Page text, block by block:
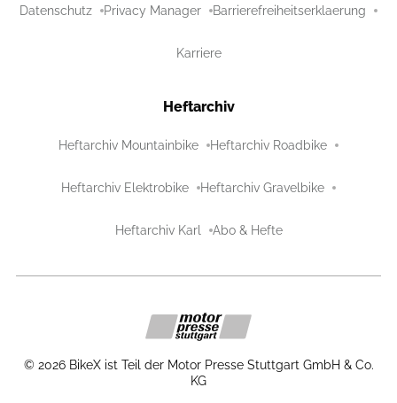
Datenschutz Privacy Manager Barrierefreiheitserklaerung
Karriere
Heftarchiv
Heftarchiv Mountainbike Heftarchiv Roadbike
Heftarchiv Elektrobike Heftarchiv Gravelbike
Heftarchiv Karl Abo & Hefte
© 2026 BikeX ist Teil der Motor Presse Stuttgart GmbH & Co.
KG